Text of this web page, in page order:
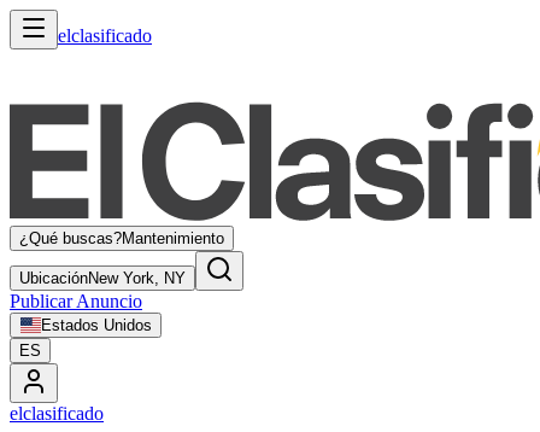
elclasificado
¿Qué buscas?Mantenimiento
UbicaciónNew York, NY
Publicar Anuncio
Estados Unidos
ES
elclasificado